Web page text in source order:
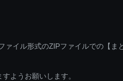
イル形式のZIPファイルでの【ま
ようお願いします。